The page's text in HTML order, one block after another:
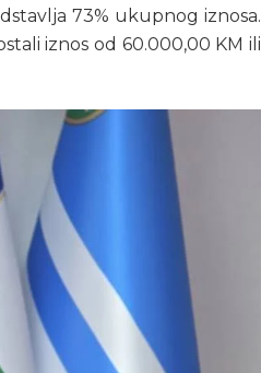
73% ukupnog iznosa.
iznos od 60.000,00 KM ili